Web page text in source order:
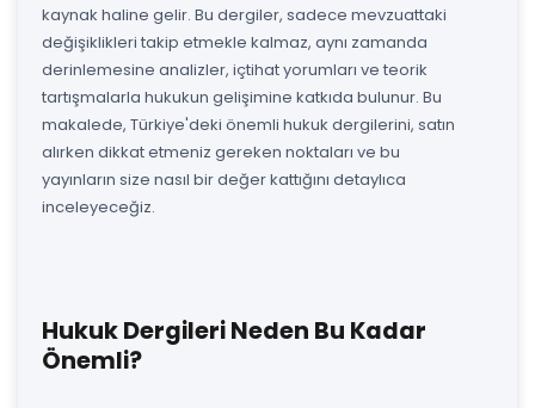
kaynak haline gelir. Bu dergiler, sadece mevzuattaki
değişiklikleri takip etmekle kalmaz, aynı zamanda
derinlemesine analizler, içtihat yorumları ve teorik
tartışmalarla hukukun gelişimine katkıda bulunur. Bu
makalede, Türkiye'deki önemli hukuk dergilerini, satın
alırken dikkat etmeniz gereken noktaları ve bu
yayınların size nasıl bir değer kattığını detaylıca
inceleyeceğiz.
Hukuk Dergileri Neden Bu Kadar
Önemli?